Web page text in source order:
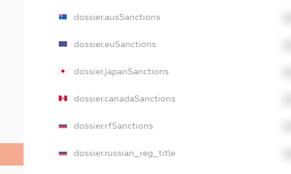
dossier.ausSanctions
dossier.euSanctions
dossier.japanSanctions
dossier.canadaSanctions
dossier.rfSanctions
dossier.russian_reg_title